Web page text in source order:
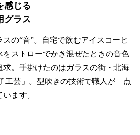
感じる
グラス
の“音”。自宅で飲むアイスコーヒ
をストローでかき混ぜたときの音色
求。手掛けたのはガラスの街・北海
工芸」。型吹きの技術で職人が一点
ます。